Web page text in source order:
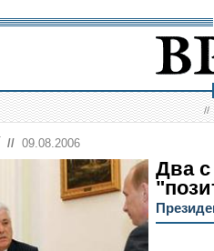
//
// 09.08.2006
Два